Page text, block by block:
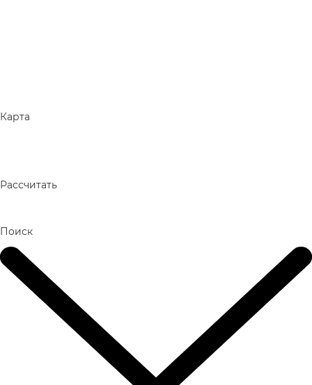
Карта
Рассчитать
Поиск